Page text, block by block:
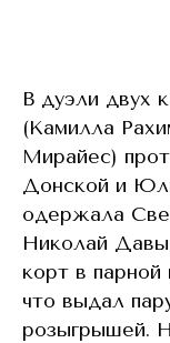
В дуэли двух
(Камилла
Мирайес)
Донской и
одержала
Николай
корт в
что выдал
розыгрышей.